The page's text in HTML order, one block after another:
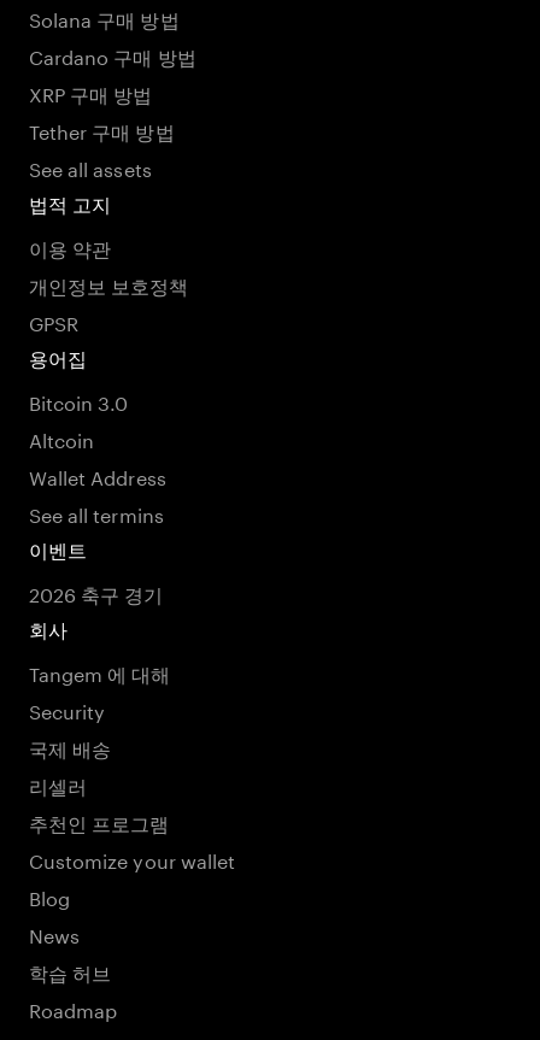
Solana 구매 방법
Cardano 구매 방법
XRP 구매 방법
Tether 구매 방법
See all assets
법적 고지
이용 약관
개인정보 보호정책
GPSR
용어집
Bitcoin 3.0
Altcoin
Wallet Address
See all termins
이벤트
2026 축구 경기
회사
Tangem 에 대해
Security
국제 배송
리셀러
추천인 프로그램
Customize your wallet
Blog
News
학습 허브
Roadmap